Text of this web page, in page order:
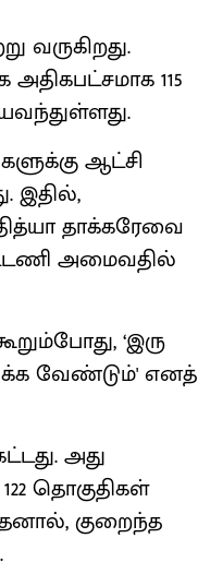
வருகிறது.
115
ஆட்சி
இதில்,
தாக்கரேவை
அமைவதில்
‘இரு
வேண்டும்' எனத்
அது
தொகுதிகள்
குறைந்த